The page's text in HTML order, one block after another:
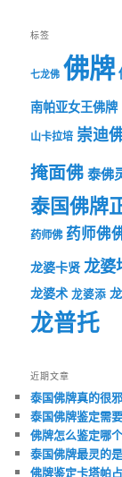
标签
七龙佛 佛牌
南帕亚女王佛牌
山卡拉培 崇迪
掩面佛泰佛
泰国佛牌
药师佛 药师佛
龙婆卡贤 龙婆
龙婆术 龙婆添
龙普托
近期文章
泰国佛牌真的很
泰国佛牌鉴定需
佛牌怎么鉴定哪
泰国佛牌最灵的
佛牌鉴定卡塔帕